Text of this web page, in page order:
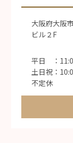
大阪府大阪
ビル２F
平日 ：
土日祝：
不定休